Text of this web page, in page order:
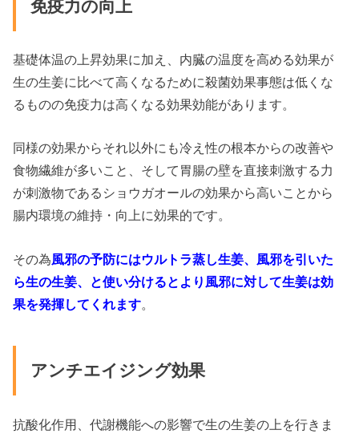
免疫力の向上
基礎体温の上昇効果に加え、内臓の温度を高める効果が
生の生姜に比べて高くなるために殺菌効果事態は低くな
るものの免疫力は高くなる効果効能があります。
同様の効果からそれ以外にも冷え性の根本からの改善や
食物繊維が多いこと、そして胃腸の壁を直接刺激する力
が刺激物であるショウガオールの効果から高いことから
腸内環境の維持・向上に効果的です。
その為風邪の予防にはウルトラ蒸し生姜、風邪を引いた
ら生の生姜、と使い分けるとより風邪に対して生姜は効
果を発揮してくれます。
アンチエイジング効果
抗酸化作用、代謝機能への影響で生の生姜の上を行きま